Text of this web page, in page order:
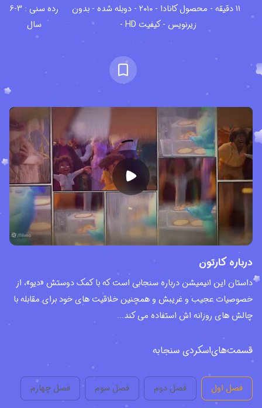
۱۱ دقیقه - محصول کانادا - ۲۰۱۰ - دوبله شده - بدون
زیرنویس - کیفیت HD -
رده سنی : 3-6
سال
درباره کارتون
داستان این انیمیشن درباره سنجابی است که با کمک دوستش «دیو»، از
خصوصیات عجیب و غریبش و همچنین خلاقیت های خود برای مقابله با
چالش های روزانه اش استفاده می کند...
قسمت‌هایاسکردی سنجابه
فصل اول فصل دوم فصل سوم فصل چهارم